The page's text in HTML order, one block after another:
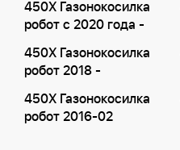
450X Газонокосилка
робот с 2020 года -
450X Газонокосилка
робот 2018 -
450X Газонокосилка
робот 2016-02